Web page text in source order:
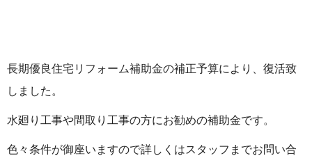
長期優良住宅リフォーム補助金の補正予算により、復活致
しました。
水廻り工事や間取り工事の方にお勧めの補助金です。
色々条件が御座いますので詳しくはスタッフまでお問い合